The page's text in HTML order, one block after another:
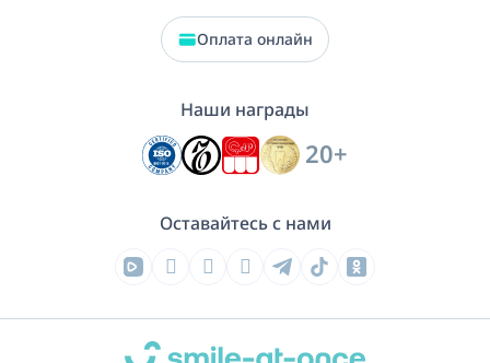
Оплата онлайн
Наши награды
20+
Оставайтесь с нами